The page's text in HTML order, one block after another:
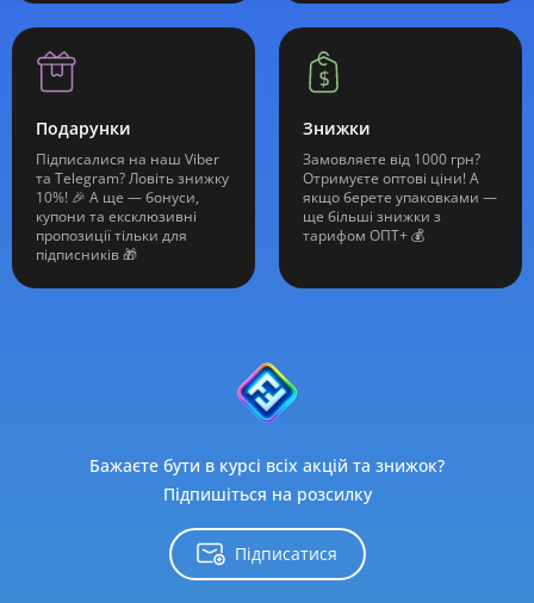
Подарунки
Підписалися на наш Viber
та Telegram? Ловіть знижку
10%! 🎉 А ще — бонуси,
купони та ексклюзивні
пропозиції тільки для
підписників 🎁
Знижки
Замовляєте від 1000 грн?
Отримуєте оптові ціни! А
якщо берете упаковками —
ще більші знижки з
тарифом ОПТ+ 💰
Бажаєте бути в курсі всіх акцій та знижок?
Підпишіться на розсилку
Підписатися